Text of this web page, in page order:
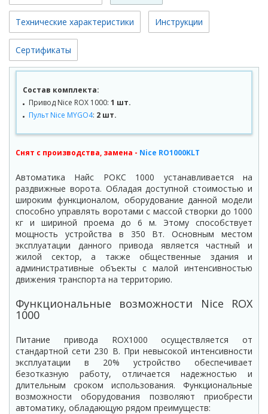
Технические характеристики Инструкции
Сертификаты
Состав комплекта:
Привод Nice ROX 1000: 1 шт.
Пульт Nice MYGO4: 2 шт.
Снят с производства, замена - Nice RO1000KLT
Автоматика Найс РОКС 1000 устанавливается на
раздвижные ворота. Обладая доступной стоимостью и
широким функционалом, оборудование данной модели
способно управлять воротами с массой створки до 1000
кг и шириной проема до 6 м. Этому способствует
мощность устройства в 350 Вт. Основным местом
эксплуатации данного привода является частный и
жилой сектор, а также общественные здания и
административные объекты с малой интенсивностью
движения транспорта на территорию.
Функциональные возможности Nice ROX
1000
Питание привода ROX1000 осуществляется от
стандартной сети 230 В. При невысокой интенсивности
эксплуатации в 20% устройство обеспечивает
безотказную работу, отличается надежностью и
длительным сроком использования. Функциональные
возможности оборудования позволяют приобрести
автоматику, обладающую рядом преимуществ: